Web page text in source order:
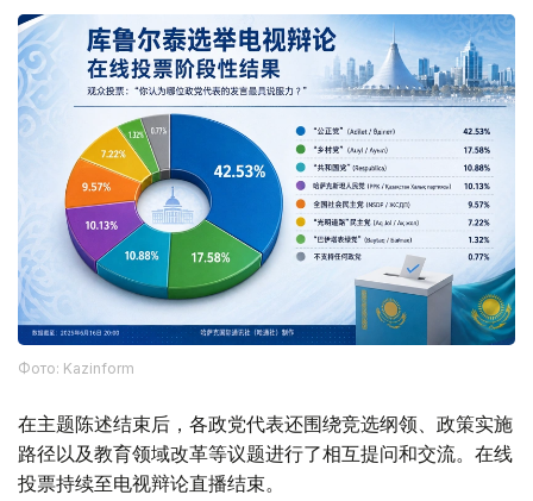
Фото: Kazinform
在主题陈述结束后，各政党代表还围绕竞选纲领、政策实施
路径以及教育领域改革等议题进行了相互提问和交流。在线
投票持续至电视辩论直播结束。